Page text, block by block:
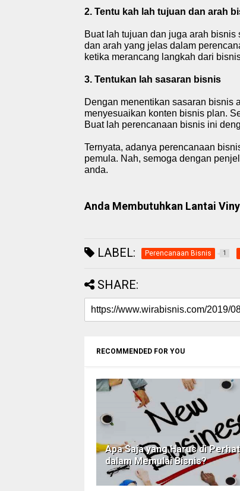
2. Tentu kah lah tujuan dan arah
Buat lah tujuan dan juga arah
dan arah yang jelas dalam
ketika merancang langkah dari
3. Tentukan lah sasaran bisnis
Dengan menentikan sasaran bisnis
menyesuaikan konten bisnis plan.
Buat lah perencanaan bisnis ini
Ternyata, adanya perencanaan
pemula. Nah, semoga dengan
anda.
Anda Membutuhkan Lantai
LABEL: Perencanaan Bisnis 1
SHARE:
RECOMMENDED FOR YOU
Apa Saja yang Harus di
dalam Memulai Bisnis?